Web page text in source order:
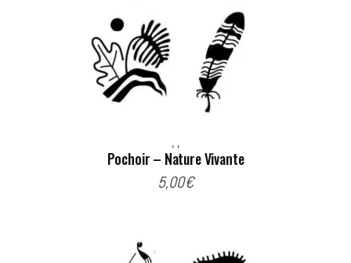
, ,
Pochoir – Nature Vivante
5,00€